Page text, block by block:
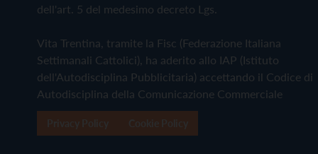
dell'art. 5 del medesimo decreto Lgs.
Vita Trentina, tramite la Fisc (Federazione Italiana
Settimanali Cattolici), ha aderito allo IAP (Istituto
dell'Autodisciplina Pubblicitaria) accettando il Codice di
Autodisciplina della Comunicazione Commerciale